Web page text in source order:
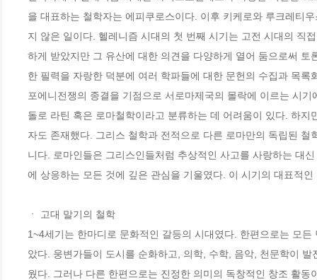
을 대표하는 철학자는 에피쿠로스이다. 이후 키케로와 루크레티
지 않은 일이다. 헬레니즘 시대의 첫 번째 시기는 고전 시대의 직
하게 받았지만 그 유산에 대한 의견을 다양하게 열어 둠으로써
한 필력을 자랑한 덕분에 여러 학파들에 대한 문헌의 수집과 목
포에니전쟁의 종결을 기점으로 서로마제국의 몰락에 이르는 시
돌로 라틴 혹은 로마철학이라고 분류하는 데 어려움이 있다. 하
자도 존재했다. 그리스 철학과 전적으로 다른 로마만의 독립된
니다. 로마인들은 그리스인들처럼 추상적인 사고를 사랑하는 대
에 상응하는 모든 것에 깊은 관심을 기울였다. 이 시기의 대표적
ㆍ 고대 말기의 철학
1~4세기는 한마디로 문화적인 갈등의 시대였다. 한편으로는 모
았다. 웅변가들이 도시를 순화하고, 의학, 수학, 음악, 천문학이
웠다. 그러나 다른 한편으로는 진정한 의미의 독창적인 창조 활